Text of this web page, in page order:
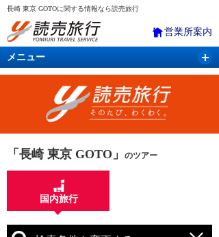
長崎 東京 GOTOに関する情報なら読売旅行
営業所案内
メニュー
国内旅行 バスツアー 海外旅行
「長崎 東京 GOTO」 のツアー
国内旅行